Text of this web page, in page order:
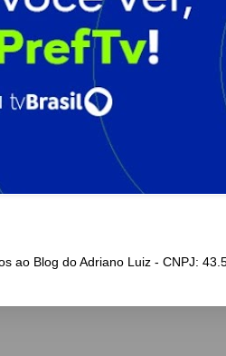
ao Blog do Adriano Luiz - CNPJ: